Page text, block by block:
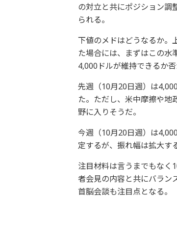
の対立と共にポジション調
られる。
下値のメドはどうなるか。
た場合には、まずはこの水
4,000ドルが維持できるか否
先週（10月20日週）は
た。ただし、米中摩擦や地
野に入りそうだ。
今週（10月20日週）は
定するが、振れ幅は拡大す
注目材料は言うまでもなく
者会見の内容と共にバラン
首脳会談も注目点となる。